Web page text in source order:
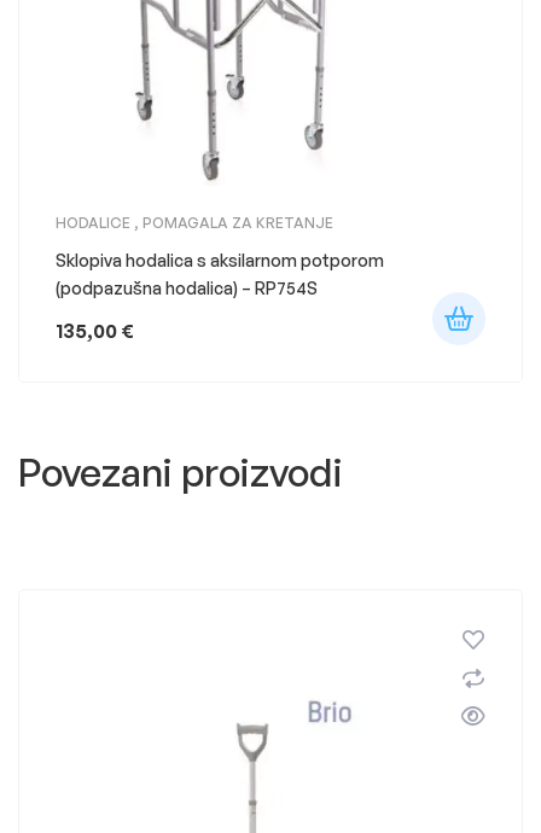
HODALICE , POMAGALA ZA KRETANJE
Sklopiva hodalica s aksilarnom potporom
(podpazušna hodalica) – RP754S
135,00 €